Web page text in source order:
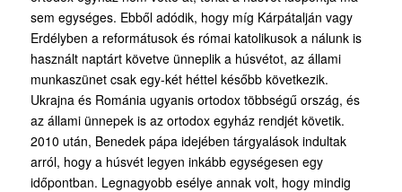
sem egységes. Ebből adódik, hogy míg Kárpátalján vagy
Erdélyben a reformátusok és római katolikusok a nálunk is
használt naptárt követve ünneplik a húsvétot, az állami
munkaszünet csak egy-két héttel később következik.
Ukrajna és Románia ugyanis ortodox többségű ország, és
az állami ünnepek is az ortodox egyház rendjét követik.
2010 után, Benedek pápa idejében tárgyalások indultak
arról, hogy a húsvét legyen inkább egységesen egy
időpontban. Legnagyobb esélye annak volt, hogy mindig